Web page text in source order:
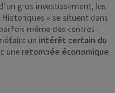
gros investissement, les
» se situent dans
même des centres-
un intérêt certain du
une retombée économique